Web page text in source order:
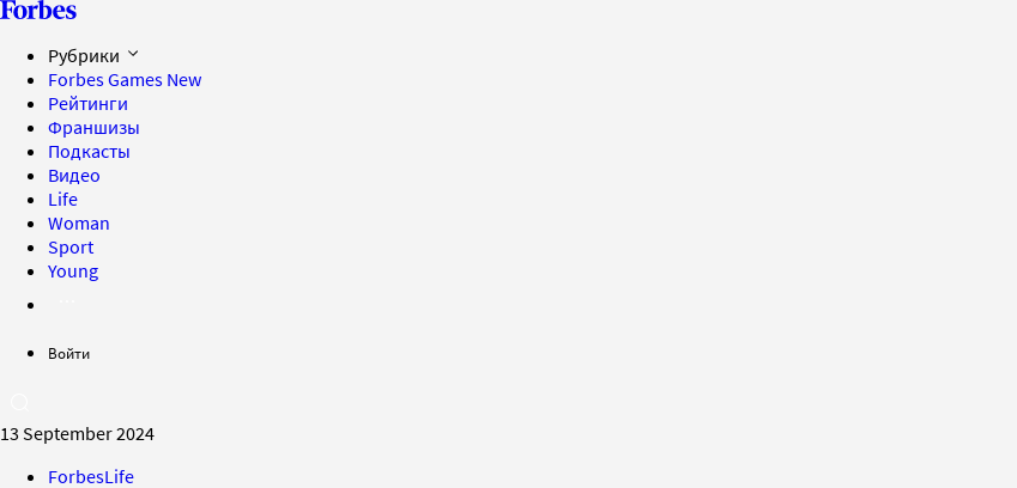
Рубрики
Forbes Games New
Рейтинги
Франшизы
Подкасты
Видео
Life
Woman
Sport
Young
Войти
13 September 2024
ForbesLife